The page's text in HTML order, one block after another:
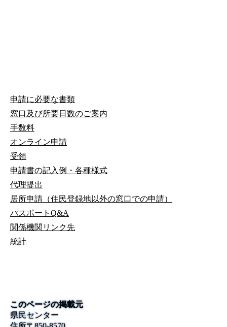
申請に必要な書類
窓口及び所要日数のご案内
手数料
オンライン申請
受領
申請書の記入例・各種様式
代理提出
居所申請（住民登録地以外の窓口での申請）
パスポートQ&A
関係機関リンク先
統計
このページの掲載元
県民センター